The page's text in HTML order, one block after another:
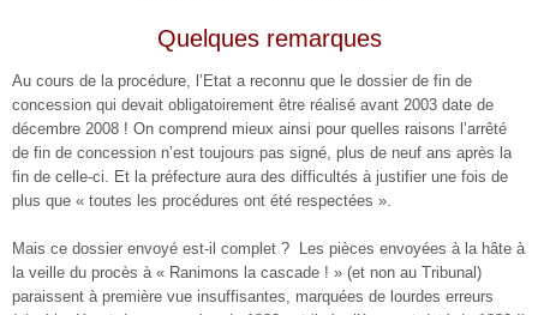
Quelques remarques
Au cours de la procédure, l’Etat a reconnu que le dossier de fin de
concession qui devait obligatoirement être réalisé avant 2003 date de
décembre 2008 ! On comprend mieux ainsi pour quelles raisons l’arrêté
de fin de concession n’est toujours pas signé, plus de neuf ans après la
fin de celle-ci. Et la préfecture aura des difficultés à justifier une fois de
plus que « toutes les procédures ont été respectées ».
Mais ce dossier envoyé est-il complet ? Les pièces envoyées à la hâte à
la veille du procès à « Ranimons la cascade ! » (et non au Tribunal)
paraissent à première vue insuffisantes, marquées de lourdes erreurs